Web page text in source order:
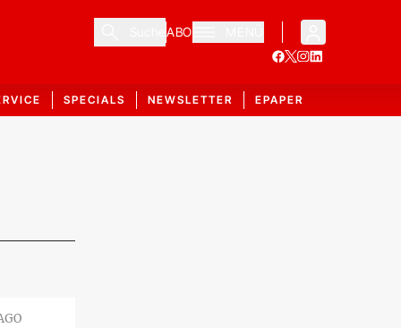
ABO
SPECIALS NEWSLETTER EPAPER